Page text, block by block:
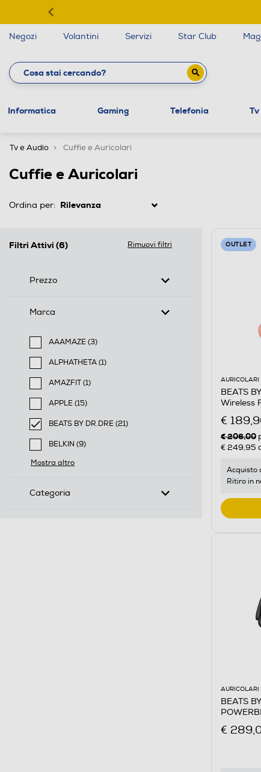
Negozi Volantini Servizi Star Club
Informatica Gaming Telefonia
Tv e Audio Cuffie e Auricolari
Cuffie e Auricolari
Ordina per:
Filtri Attivi (6) Rimuovi filtri
Prezzo
Marca
AAAMAZE (3)
Filtra per Marca: AAAMAZE
ALPHATHETA (1)
Filtra per Marca: ALPHATHETA
AMAZFIT (1)
Filtra per Marca: AMAZFIT
APPLE (15)
Filtra per Marca: APPLE
BEATS BY DR.DRE (21)
selected Filtro applicato per Marca: BEATS BY
BELKIN (9)
Filtra per Marca: BELKIN
Mostra altro
Categoria
OUTLET
AURICOLARI
BEATS
Wireless
€
€ 206,00
€ 249,95
Acquisto
Ritiro in
AURICOLARI
BEATS
€